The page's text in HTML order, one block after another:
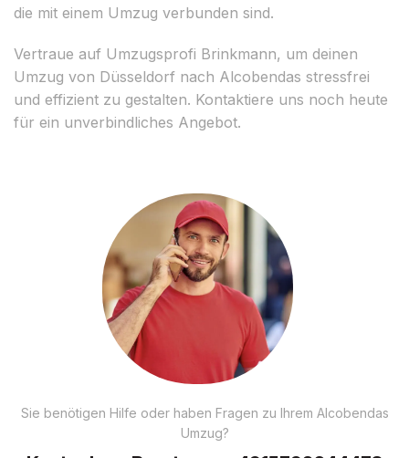
die mit einem Umzug verbunden sind.
Vertraue auf Umzugsprofi Brinkmann, um deinen
Umzug von Düsseldorf nach Alcobendas stressfrei
und effizient zu gestalten. Kontaktiere uns noch heute
für ein unverbindliches Angebot.
Sie benötigen Hilfe oder haben Fragen zu Ihrem Alcobendas
Umzug?